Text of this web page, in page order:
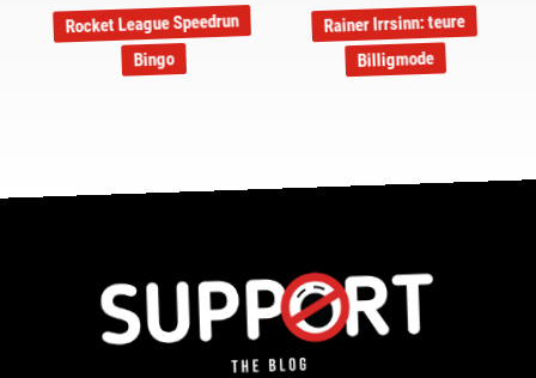
Rocket League Speedrun
Bingo
Rainer Irrsinn: teure
Billigmode